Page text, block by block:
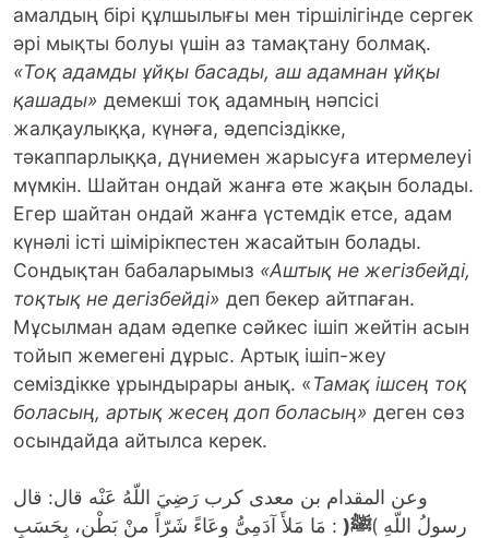
амалдың бірі құлшылығы мен тіршілігінде сергек
әрі мықты болуы үшін аз тамақтану болмақ.
«Тоқ адамды ұйқы басады, аш адамнан ұйқы
қашады» демекші тоқ адамның нәпсісі
жалқаулыққа, күнәға, әдепсіздікке,
тәкаппарлыққа, дүниемен жарысуға итермелеуі
мүмкін. Шайтан ондай жанға өте жақын болады.
Егер шайтан ондай жанға үстемдік етсе, адам
күнәлі істі шімірікпестен жасайтын болады.
Сондықтан бабаларымыз «Аштық не жегізбейді,
тоқтық не дегізбейді» деп бекер айтпаған.
Мұсылман адам әдепке сәйкес ішіп жейтін асын
тойып жемегені дұрыс. Артық ішіп-жеу
семіздікке ұрындырары анық. «Тамақ ішсең тоқ
боласың, артық жесең доп боласың» деген сөз
осындайда айтылса керек.
وعن المقدام بن معدى كرب رَضِيَ اللّهُ عَنْه قال: قال
رسولُ اللّهِ )ﷺ( : مَا مَلأَ آدَمِىُّ وِعَاءً شَرّاً منْ بَطْنٍ، بِحَسَبِ